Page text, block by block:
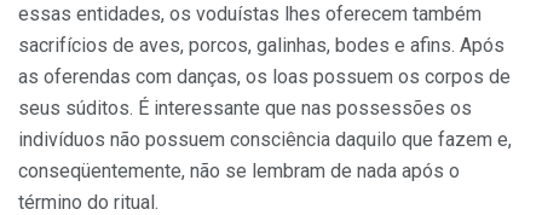
essas entidades, os voduístas lhes oferecem também
sacrifícios de aves, porcos, galinhas, bodes e afins. Após
as oferendas com danças, os loas possuem os corpos de
seus súditos. É interessante que nas possessões os
indivíduos não possuem consciência daquilo que fazem e,
conseqüentemente, não se lembram de nada após o
término do ritual.